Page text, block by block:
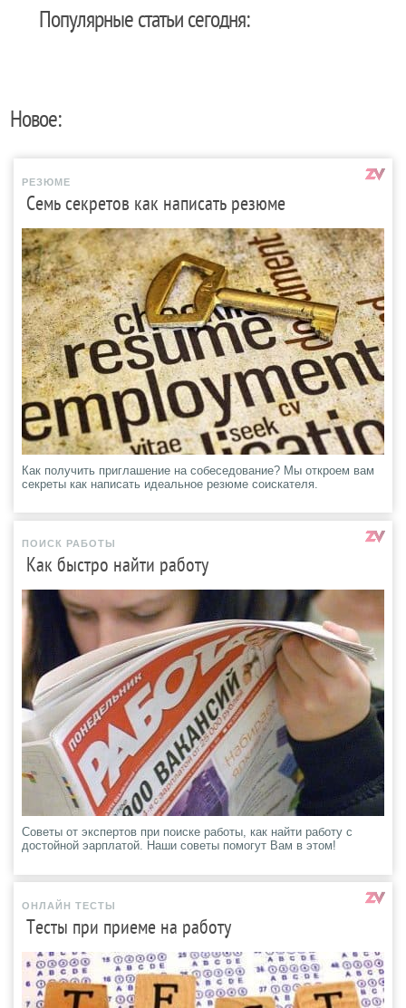
Популярные статьи сегодня:
Новое:
РЕЗЮМЕ
Семь секретов как написать резюме
Как получить приглашение на собеседование? Мы откроем вам
секреты как написать идеальное резюме соискателя.
ПОИСК РАБОТЫ
Как быстро найти работу
Советы от экспертов при поиске работы, как найти работу с
достойной эарплатой. Наши советы помогут Вам в этом!
ОНЛАЙН ТЕСТЫ
Тесты при приеме на работу